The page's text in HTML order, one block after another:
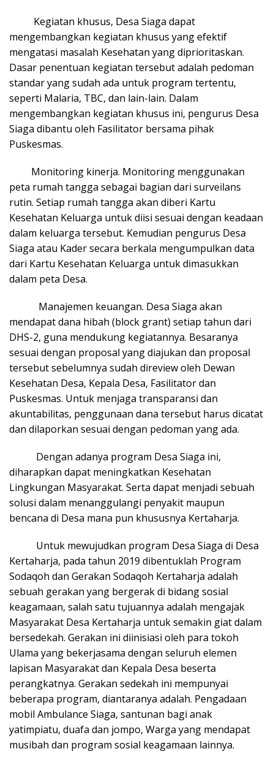
Kegiatan khusus, Desa Siaga dapat
mengembangkan kegiatan khusus yang efektif
mengatasi masalah Kesehatan yang diprioritaskan.
Dasar penentuan kegiatan tersebut adalah pedoman
standar yang sudah ada untuk program tertentu,
seperti Malaria, TBC, dan lain-lain. Dalam
mengembangkan kegiatan khusus ini, pengurus Desa
Siaga dibantu oleh Fasilitator bersama pihak
Puskesmas.
Monitoring kinerja. Monitoring menggunakan
peta rumah tangga sebagai bagian dari surveilans
rutin. Setiap rumah tangga akan diberi Kartu
Kesehatan Keluarga untuk diisi sesuai dengan keadaan
dalam keluarga tersebut. Kemudian pengurus Desa
Siaga atau Kader secara berkala mengumpulkan data
dari Kartu Kesehatan Keluarga untuk dimasukkan
dalam peta Desa.
Manajemen keuangan. Desa Siaga akan
mendapat dana hibah (block grant) setiap tahun dari
DHS-2, guna mendukung kegiatannya. Besaranya
sesuai dengan proposal yang diajukan dan proposal
tersebut sebelumnya sudah direview oleh Dewan
Kesehatan Desa, Kepala Desa, Fasilitator dan
Puskesmas. Untuk menjaga transparansi dan
akuntabilitas, penggunaan dana tersebut harus dicatat
dan dilaporkan sesuai dengan pedoman yang ada.
Dengan adanya program Desa Siaga ini,
diharapkan dapat meningkatkan Kesehatan
Lingkungan Masyarakat. Serta dapat menjadi sebuah
solusi dalam menanggulangi penyakit maupun
bencana di Desa mana pun khususnya Kertaharja.
Untuk mewujudkan program Desa Siaga di Desa
Kertaharja, pada tahun 2019 dibentuklah Program
Sodaqoh dan Gerakan Sodaqoh Kertaharja adalah
sebuah gerakan yang bergerak di bidang sosial
keagamaan, salah satu tujuannya adalah mengajak
Masyarakat Desa Kertaharja untuk semakin giat dalam
bersedekah. Gerakan ini diinisiasi oleh para tokoh
Ulama yang bekerjasama dengan seluruh elemen
lapisan Masyarakat dan Kepala Desa beserta
perangkatnya. Gerakan sedekah ini mempunyai
beberapa program, diantaranya adalah. Pengadaan
mobil Ambulance Siaga, santunan bagi anak
yatimpiatu, duafa dan jompo, Warga yang mendapat
musibah dan program sosial keagamaan lainnya.